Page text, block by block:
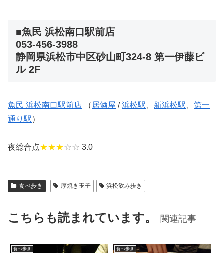
■魚民 浜松南口駅前店
053-456-3988
静岡県浜松市中区砂山町324-8 第一伊藤ビ
ル 2F
魚民 浜松南口駅前店 （ 居酒屋 /浜松駅 新浜松駅
第一
通り駅）
夜総合点★★★☆☆ 3.0
食べ歩き 厚焼き玉子 浜松飲み歩き
こちらも読まれています。 関連記事
食べ歩き 食べ歩き